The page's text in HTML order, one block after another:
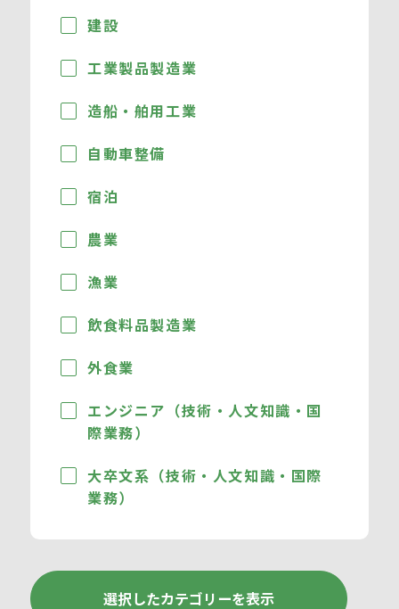
建設
工業製品製造業
造船・舶用工業
自動車整備
宿泊
農業
漁業
飲食料品製造業
外食業
エンジニア（技術・人文知識・国
際業務）
大卒文系（技術・人文知識・国際
業務）